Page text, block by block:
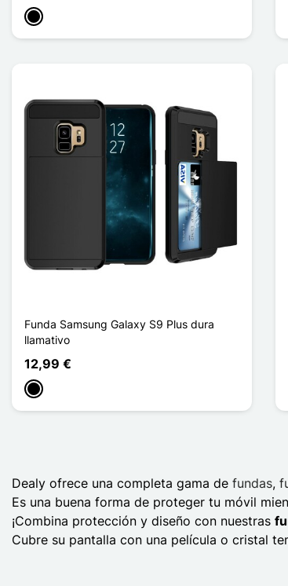
Negro
Funda Samsung Galaxy S9 Plus dura
llamativo
12,99 €
Negro
Dealy ofrece una completa gama de fundas,
Es una buena forma de proteger tu móvil
¡Combina protección y diseño con nuestras
Cubre su pantalla con una película o cristal